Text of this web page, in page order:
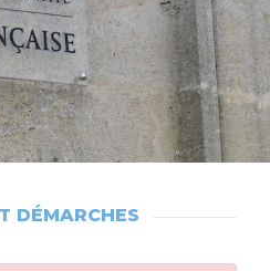
DÉMARCHES